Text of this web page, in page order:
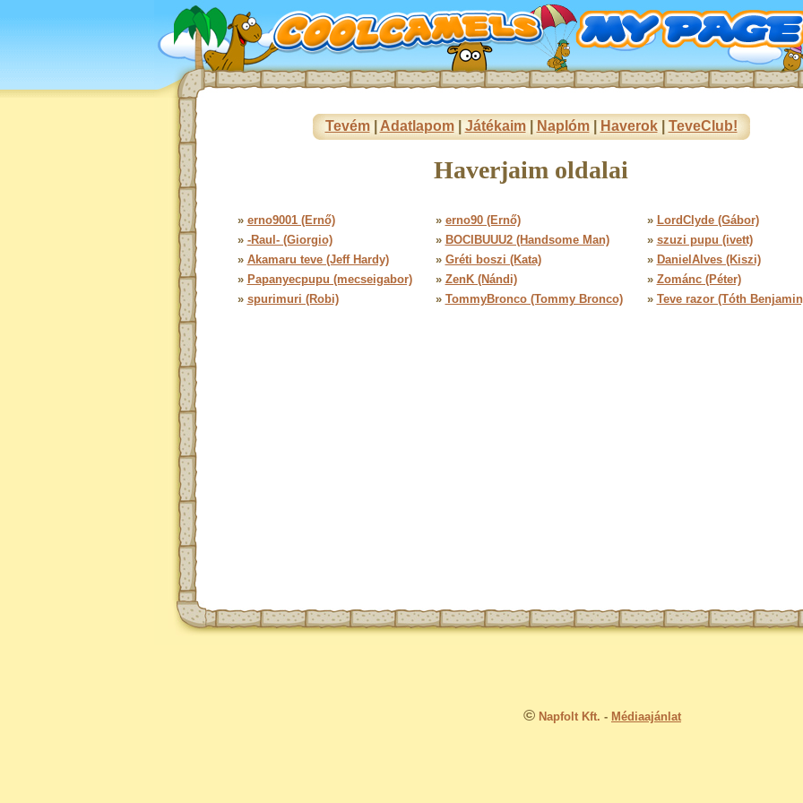
Tevém| Adatlapom| Játékaim| Naplóm| Haverok| TeveClub!
Haverjaim oldalai
» erno9001 (Ernő) » erno90 (Ernő) » LordClyde (Gábor)
» -Raul- (Giorgio) » BOCIBUUU2 (Handsome Man) » szuzi pupu (ivett)
» Akamaru teve (Jeff Hardy) » Gréti boszi (Kata) » DanielAlves (Kiszi)
» Papanyecpupu (mecseigabor) » ZenK (Nándi) » Zománc (Péter)
» spurimuri (Robi) » TommyBronco (Tommy Bronco) » Teve razor (Tóth
© Napfolt Kft. - Médiaajánlat